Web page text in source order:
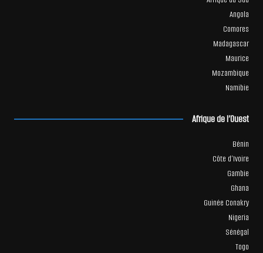
Angola
Comores
Madagascar
Maurice
Mozambique
Namibie
Afrique de l’Ouest
Bénin
Côte d’Ivoire
Gambie
Ghana
Guinée Conakry
Nigeria
Sénégal
Togo